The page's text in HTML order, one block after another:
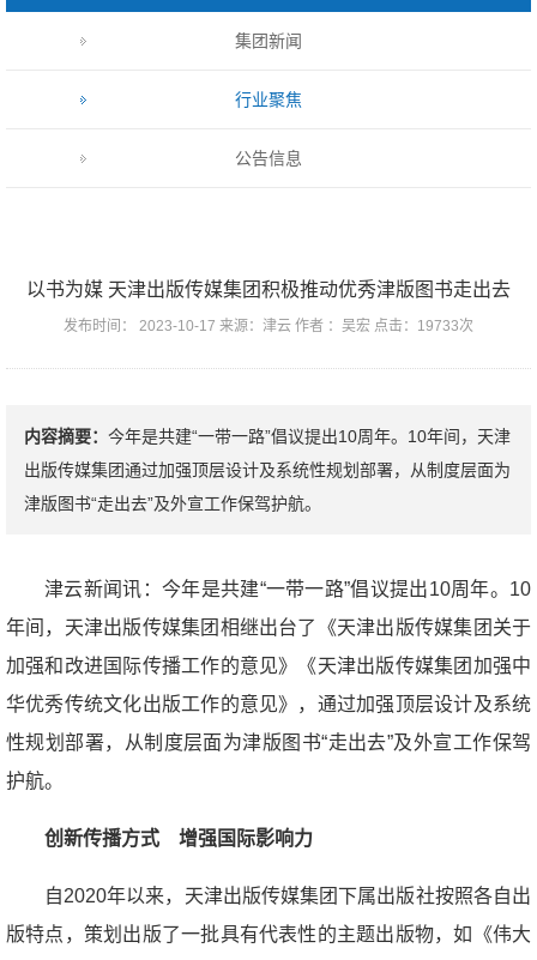
集团新闻
行业聚焦
公告信息
以书为媒 天津出版传媒集团积极推动优秀津版图书走出去
发布时间： 2023-10-17 来源：津云 作者 ：吴宏 点击：19733次
内容摘要： 今年是共建“一带一路”倡议提出10周年。10年间，天津
出版传媒集团通过加强顶层设计及系统性规划部署，从制度层面为
津版图书“走出去”及外宣工作保驾护航。
津云新闻讯：今年是共建“一带一路”倡议提出10周年。10
年间，天津出版传媒集团相继出台了《天津出版传媒集团关于
加强和改进国际传播工作的意见》《天津出版传媒集团加强中
华优秀传统文化出版工作的意见》，通过加强顶层设计及系统
性规划部署，从制度层面为津版图书“走出去”及外宣工作保驾
护航。
创新传播方式 增强国际影响力
自2020年以来，天津出版传媒集团下属出版社按照各自出
版特点，策划出版了一批具有代表性的主题出版物，如《伟大